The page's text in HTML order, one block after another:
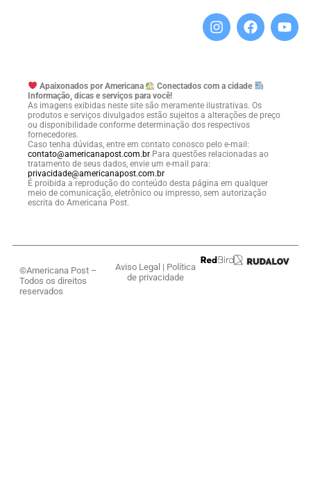
Apaixonados por Americana
Conectados com a cidade
Informação, dicas e serviços para você!
As imagens exibidas neste site são meramente ilustrativas. Os
produtos e serviços divulgados estão sujeitos a alterações de preço
ou disponibilidade conforme determinação dos respectivos
fornecedores.
Caso tenha dúvidas, entre em contato conosco pelo e-mail:
contato@americanapost.com.br Para questões relacionadas ao
tratamento de seus dados, envie um e-mail para:
privacidade@americanapost.com.br
É proibida a reprodução do conteúdo desta página em qualquer
meio de comunicação, eletrônico ou impresso, sem autorização
escrita do Americana Post.
©Americana Post –
Todos os direitos
reservados
Aviso Legal | Política
de privacidade